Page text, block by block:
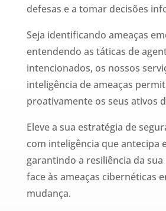
defesas e a tomar decisões
Seja identificando ameaças
entendendo as táticas de
intencionados, os nossos
inteligência de ameaças
proativamente os seus ativos
Eleve a sua estratégia de
com inteligência que antecipa
garantindo a resiliência da sua
face às ameaças cibernéticas
mudança.